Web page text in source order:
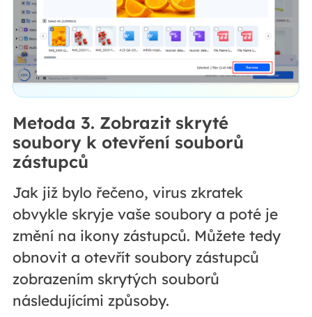
Metoda 3. Zobrazit skryté
soubory k otevření souborů
zástupců
Jak již bylo řečeno, virus zkratek
obvykle skryje vaše soubory a poté je
změní na ikony zástupců. Můžete tedy
obnovit a otevřít soubory zástupců
zobrazením skrytých souborů
následujícími způsoby.